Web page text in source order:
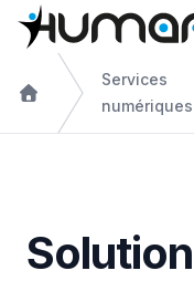
Services
numériques